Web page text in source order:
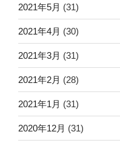
2021年5月 (31)
2021年4月 (30)
2021年3月 (31)
2021年2月 (28)
2021年1月 (31)
2020年12月 (31)